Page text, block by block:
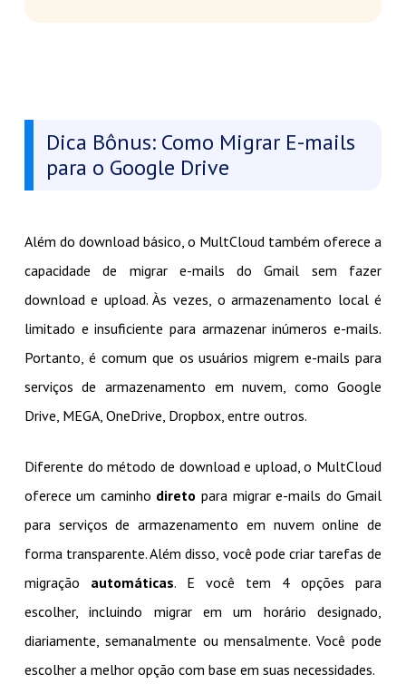
Dica Bônus: Como Migrar E-mails
para o Google Drive
Além do download básico, o MultCloud também oferece a
capacidade de migrar e-mails do Gmail sem fazer
download e upload. Às vezes, o armazenamento local é
limitado e insuficiente para armazenar inúmeros e-mails.
Portanto, é comum que os usuários migrem e-mails para
serviços de armazenamento em nuvem, como Google
Drive, MEGA, OneDrive, Dropbox, entre outros.
Diferente do método de download e upload, o MultCloud
oferece um caminho direto para migrar e-mails do Gmail
para serviços de armazenamento em nuvem online de
forma transparente. Além disso, você pode criar tarefas de
migração automáticas. E você tem 4 opções para
escolher, incluindo migrar em um horário designado,
diariamente, semanalmente ou mensalmente. Você pode
escolher a melhor opção com base em suas necessidades.